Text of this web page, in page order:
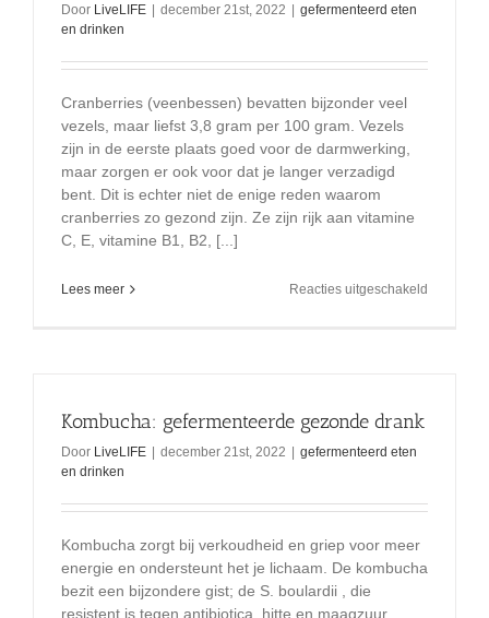
Door LiveLIFE | december 21st, 2022 | gefermenteerd eten
en drinken
Cranberries (veenbessen) bevatten bijzonder veel
vezels, maar liefst 3,8 gram per 100 gram. Vezels
zijn in de eerste plaats goed voor de darmwerking,
maar zorgen er ook voor dat je langer verzadigd
bent. Dit is echter niet de enige reden waarom
cranberries zo gezond zijn. Ze zijn rijk aan vitamine
C, E, vitamine B1, B2, [...]
Lees meer Reacties uitgeschakeld
Kombucha: gefermenteerde gezonde drank
Door LiveLIFE | december 21st, 2022 | gefermenteerd eten
en drinken
Kombucha zorgt bij verkoudheid en griep voor meer
energie en ondersteunt het je lichaam. De kombucha
bezit een bijzondere gist; de S. boulardii , die
resistent is tegen antibiotica, hitte en maagzuur.